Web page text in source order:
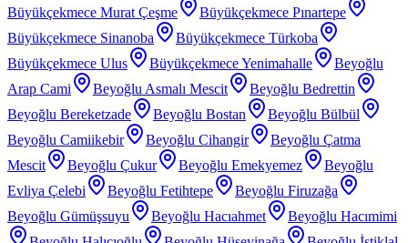
Büyükçekmece Murat Çeşme
Büyükçekmece Pınartepe
Büyükçekmece Sinanoba
Büyükçekmece Türkoba
Büyükçekmece Ulus
Büyükçekmece Yenimahalle
Beyoğlu
Arap Cami
Beyoğlu Asmalı Mescit
Beyoğlu Bedrettin
Beyoğlu Bereketzade
Beyoğlu Bostan
Beyoğlu Bülbül
Beyoğlu Camiikebir
Beyoğlu Cihangir
Beyoğlu Çatma
Mescit
Beyoğlu Çukur Beyoğlu Emekyemez
Beyoğlu
Evliya Çelebi
Beyoğlu Fetihtepe
Beyoğlu Firuzağa
Beyoğlu Gümüşsuyu
Beyoğlu Hacıahmet
Beyoğlu Hacımimi